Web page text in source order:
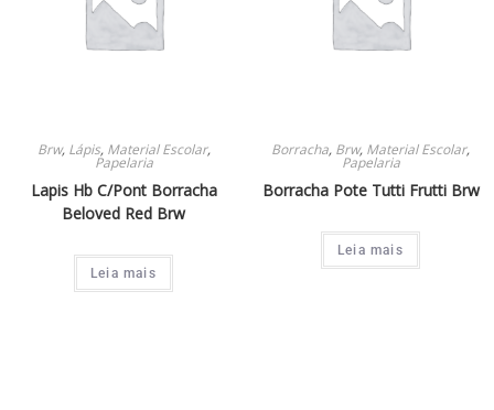
Brw, Lápis, Material Escolar,
Papelaria
Lapis Hb C/Pont Borracha
Beloved Red Brw
Leia mais
Borracha, Brw, Material Escolar,
Papelaria
Borracha Pote Tutti Frutti Brw
Leia mais